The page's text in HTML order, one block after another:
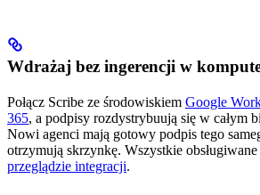
Wdrażaj bez ingerencji w
Połącz Scribe ze środowiskiem Google
365, a podpisy rozdystrybuują się w całym
Nowi agenci mają gotowy podpis tego
otrzymują skrzynkę. Wszystkie
przeglądzie integracji.